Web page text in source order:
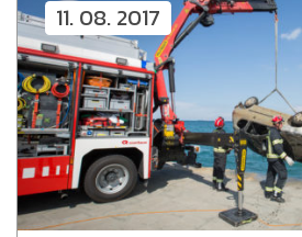
11. 08. 2017